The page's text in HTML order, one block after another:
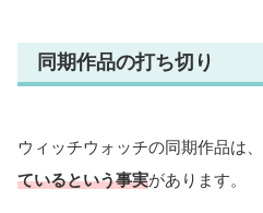
同期作品の打ち切り
ウィッチウォッチの同期作品は
ているという事実があります。